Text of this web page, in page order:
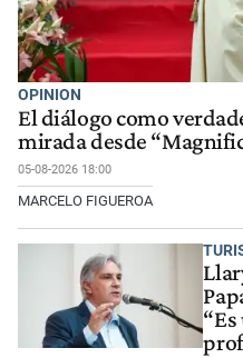
OPINION
El diálogo como
mirada desde
05-08-2026 18:00
MARCELO FIGUEROA